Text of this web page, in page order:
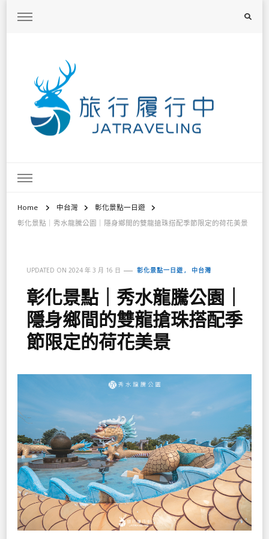
Home 中台灣
彰化景點一日遊
彰化景點｜秀水龍騰公園｜隱身鄉間的雙龍搶珠搭配季節限定的荷花美景
UPDATED ON 2024 年 3 月 16 日 彰化景點一日遊 中台灣
彰化景點｜秀水龍騰公園｜
隱身鄉間的雙龍搶珠搭配季
節限定的荷花美景